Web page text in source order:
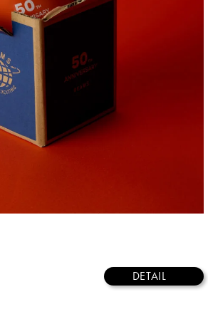
DETAIL